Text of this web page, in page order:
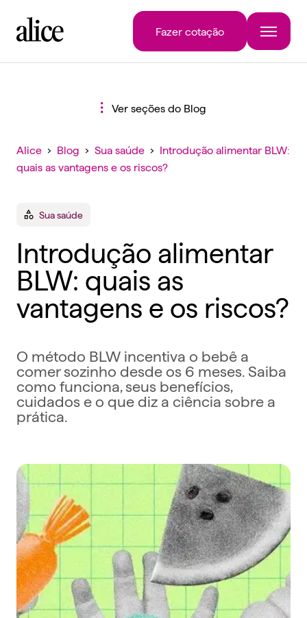
Fazer cotação
Ver seções do Blog
Alice › Blog › Sua saúde › Introdução alimentar BLW:
quais as vantagens e os riscos?
Sua saúde
Introdução alimentar
BLW: quais as
vantagens e os riscos?
O método BLW incentiva o bebê a
comer sozinho desde os 6 meses. Saiba
como funciona, seus benefícios,
cuidados e o que diz a ciência sobre a
prática.